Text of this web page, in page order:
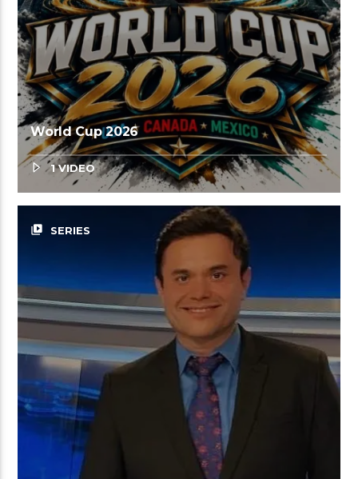
World Cup 2026
1 VIDEO
video_library SERIES